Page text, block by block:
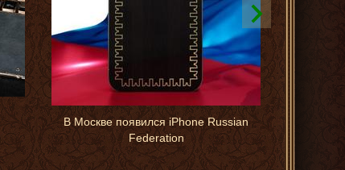
В Москве появился iPhone Russian
Federation